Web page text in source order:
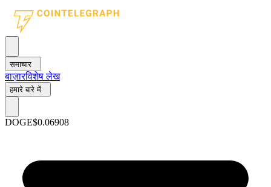
समाचार
बाज़ारविशेष लेख
हमारे बारे में
DOGE$0.06908